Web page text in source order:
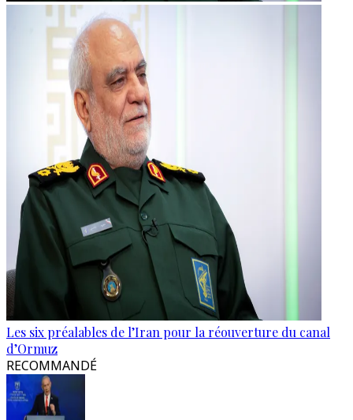
Les six préalables de l’Iran pour la réouverture du canal
d’Ormuz
RECOMMANDÉ